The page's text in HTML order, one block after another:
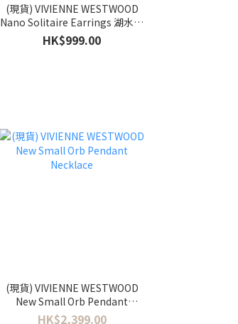
(現貨) VIVIENNE WESTWOOD
Nano Solitaire Earrings 湖水藍
色
HK$999.00
(現貨) VIVIENNE WESTWOOD
New Small Orb Pendant
Necklace
HK$2,399.00